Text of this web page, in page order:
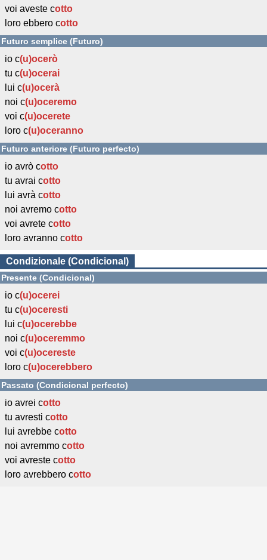
voi aveste cotto
loro ebbero cotto
Futuro semplice (Futuro)
io c(u)ocerò
tu c(u)ocerai
lui c(u)ocerà
noi c(u)oceremo
voi c(u)ocerete
loro c(u)oceranno
Futuro anteriore (Futuro perfecto)
io avrò cotto
tu avrai cotto
lui avrà cotto
noi avremo cotto
voi avrete cotto
loro avranno cotto
Condizionale (Condicional)
Presente (Condicional)
io c(u)ocerei
tu c(u)oceresti
lui c(u)ocerebbe
noi c(u)oceremmo
voi c(u)ocereste
loro c(u)ocerebbero
Passato (Condicional perfecto)
io avrei cotto
tu avresti cotto
lui avrebbe cotto
noi avremmo cotto
voi avreste cotto
loro avrebbero cotto